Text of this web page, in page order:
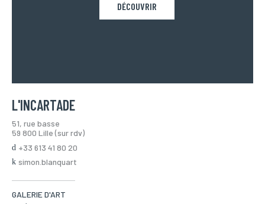
DÉCOUVRIR
L'INCARTADE
51, rue basse
59 800 Lille (sur rdv)
+33 613 41 80 20
simon.blanquart
GALERIE D'ART